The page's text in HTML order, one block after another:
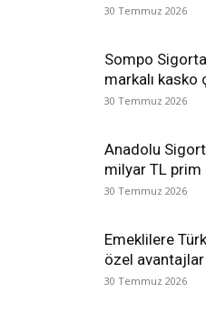
30 Temmuz 2026
Sompo
markalı kasko
30 Temmuz 2026
Anadolu
milyar TL
30 Temmuz 2026
Emeklilere
özel avantajlar
30 Temmuz 2026